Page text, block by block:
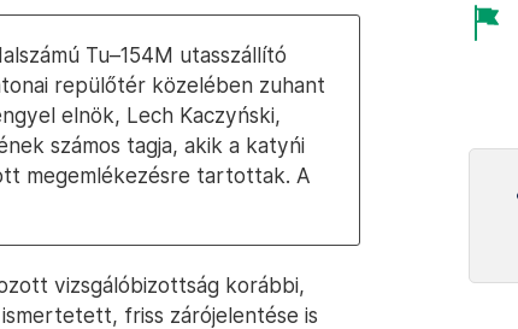
Tu–154M utasszállító
repülőtér közelében zuhant
elnök, Lech Kaczyński,
számos tagja, akik a katyńi
megemlékezésre tartottak. A
vizsgálóbizottság korábbi,
friss zárójelentése is